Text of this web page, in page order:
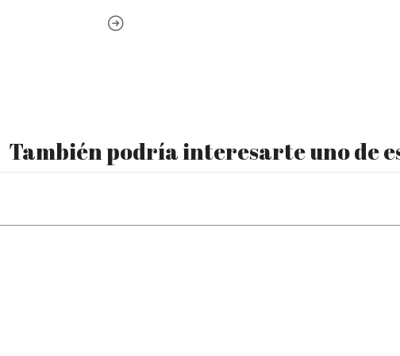
También podría interesarte uno de